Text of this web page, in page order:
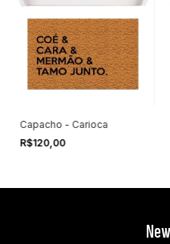
Capacho - Carioca
R$120,00